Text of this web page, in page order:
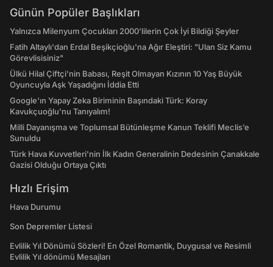
Günün Popüler Başlıkları
Yalnızca Milenyum Çocukları 2000'lilerin Çok İyi Bildiği Şeyler
Fatih Altaylı'dan Erdal Beşikçioğlu'na Ağır Eleştiri: "Ulan Siz Kamu
Görevlisisiniz"
Ülkü Hilal Çiftçi'nin Babası, Reşit Olmayan Kızının 10 Yaş Büyük
Oyuncuyla Aşk Yaşadığını İddia Etti
Google'ın Yapay Zeka Biriminin Başındaki Türk: Koray
Kavukçuoğlu'nu Tanıyalım!
Milli Dayanışma ve Toplumsal Bütünleşme Kanun Teklifi Meclis’e
Sunuldu
Türk Hava Kuvvetleri'nin İlk Kadın Generalinin Dedesinin Çanakkale
Gazisi Olduğu Ortaya Çıktı
Hızlı Erişim
Hava Durumu
Son Depremler Listesi
Evlilik Yıl Dönümü Sözleri! En Özel Romantik, Duygusal ve Resimli
Evlilik Yıl dönümü Mesajları